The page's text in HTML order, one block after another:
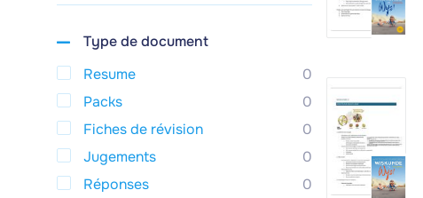
Type de document
Resume
0
Packs
0
Fiches de révision
0
Jugements
0
Réponses
0